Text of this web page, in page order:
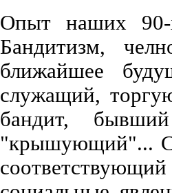
Опыт наших 90-
Бандитизм,
ближайшее
служащий,
бандит,
"крышующий"...